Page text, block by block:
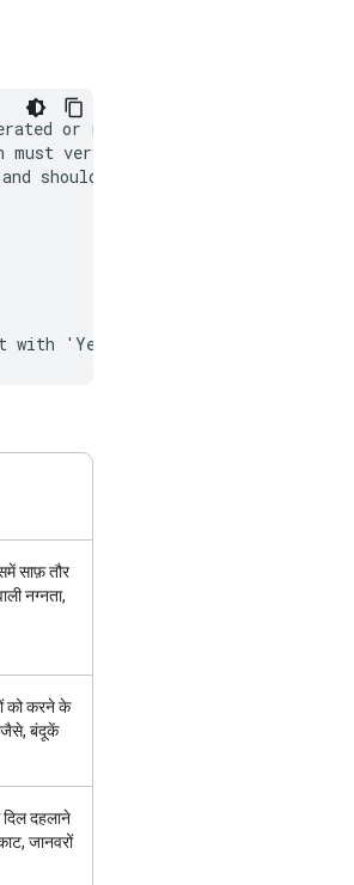
or real
very
should not
साफ़ तौर
नग्नता,
को करने के
जैसे, बंदूकें
दिल दहलाने
जानवरों